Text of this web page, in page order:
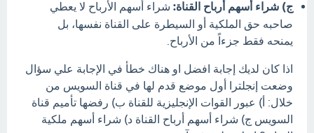
ج) شراء أسهم أرباح القناة: شراء أسهم الأرباح لا يعطي
صاحبه حق الملكية أو السيطرة على القناة نفسها، بل
يمنحه فقط جزءاً من الأرباح.
اذا كان لديك إجابة افضل او هناك خطأ في الإجابة علي سؤال
وضعت إنجلترا أول موضع قدم لها في قناة السويس من
خلال: أ) عبور القوات الإنجليزية للقناة ب) رفضها تأميم قناة
السويس ج) شراء أسهم أرباح القناة د) شراء أسهم ملكية